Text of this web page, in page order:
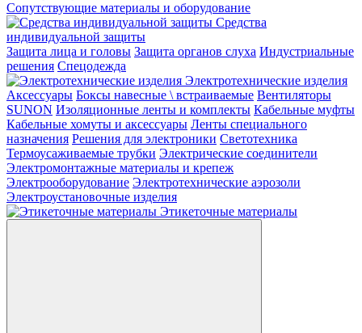
Сопутствующие материалы и оборудование
Средства
индивидуальной защиты
Защита лица и головы Защита органов слуха Индустриальные
решения Спецодежда
Электротехнические изделия
Аксессуары Боксы навесные \ встраиваемые Вентиляторы
SUNON Изоляционные ленты и комплекты Кабельные муфты
Кабельные хомуты и аксессуары Ленты специального
назначения Решения для электроники Светотехника
Термоусаживаемые трубки Электрические соединители
Электромонтажные материалы и крепеж
Электрооборудование Электротехнические аэрозоли
Электроустановочные изделия
Этикеточные материалы